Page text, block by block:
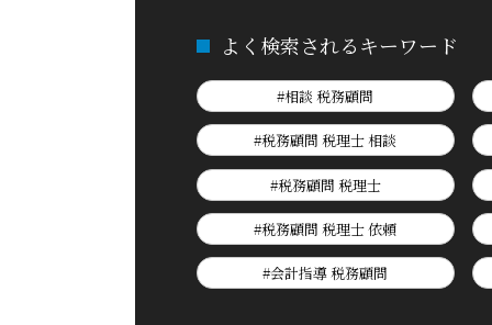
よく検索されるキーワード
#相談 税務顧問
#税務顧問 税理士 相談
#税務顧問 税理士
#税務顧問 税理士 依頼
#会計指導 税務顧問